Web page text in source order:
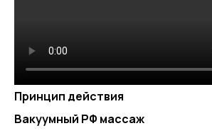
Принцип действия
Вакуумный РФ массаж